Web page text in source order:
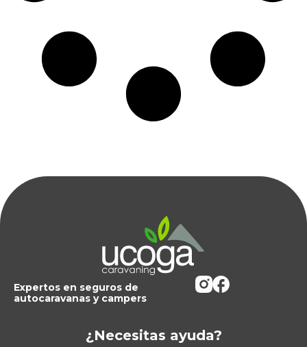
Expertos en seguros de
autocaravanas y campers
¿Necesitas ayuda?